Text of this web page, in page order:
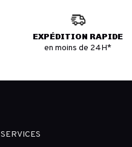
EXPÉDITION RAPIDE
en moins de 24H*
SERVICES